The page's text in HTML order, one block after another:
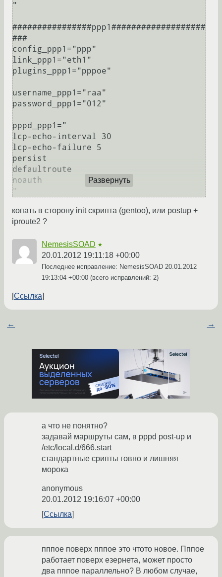
"
################ppp1###################
###
config_ppp1="ppp"
link_ppp1="eth1"
plugins_ppp1="pppoe"
username_ppp1="raa"
password_ppp1="012"
pppd_ppp1="
lcp-echo-interval 30
lcp-echo-failure 5
persist
defaultroute
noauth
Развернуть
копать в сторону init скрипта (gentoo), или postup +
iproute2 ?
NemesisSOAD ★
20.01.2012 19:11:18 +00:00
Последнее исправление: NemesisSOAD 20.01.2012
19:13:04 +00:00 (всего исправлений: 2)
Ссылка
← →
а что не понятно?
задавай маршруты сам, в pppd post-up и
/etc/local.d/666.start
стандартные срипты говно и лишняя
морока
anonymous
20.01.2012 19:16:07 +00:00
Ссылка
пппое поверх пппое это чтото новое. Пппое
работает поверх езернета, может просто
два пппое параллельно? В любом случае,